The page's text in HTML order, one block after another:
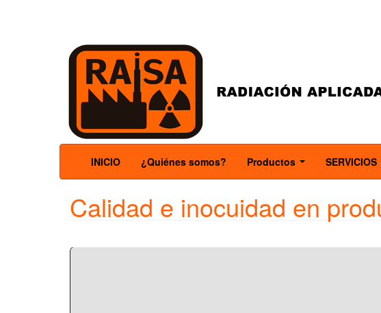
INICIO ¿Quiénes somos? Productos SERVICIOS
Calidad e inocuidad en